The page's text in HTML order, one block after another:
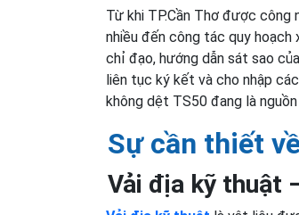
Từ khi TP.Cần Thơ được
nhiều đến công tác quy hoạch
chỉ đạo, hướng dẫn sát sao
liên tục ký kết và cho nhập
không dệt TS50 đang là
Sự cần thiết
Vải địa kỹ thuật